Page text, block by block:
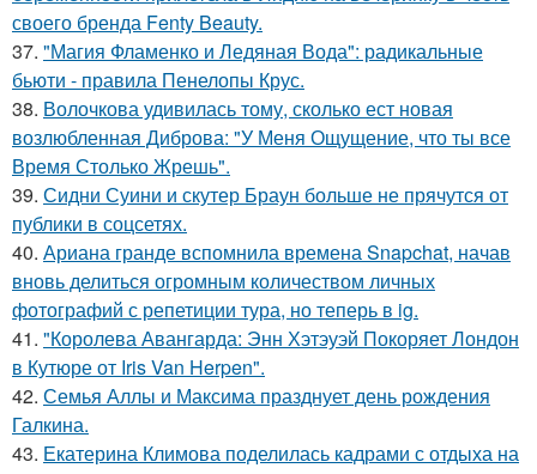
своего бренда Fenty Beauty.
37. "Магия Фламенко и Ледяная Вода": радикальные
бьюти - правила Пенелопы Крус.
38. Волочкова удивилась тому, сколько ест новая
возлюбленная Диброва: "У Меня Ощущение, что ты все
Время Столько Жрешь".
39. Сидни Суини и скутер Браун больше не прячутся от
публики в соцсетях.
40. Ариана гранде вспомнила времена Snapchat, начав
вновь делиться огромным количеством личных
фотографий с репетиции тура, но теперь в ig.
41. "Королева Авангарда: Энн Хэтэуэй Покоряет Лондон
в Кутюре от Iris Van Herpen".
42. Семья Аллы и Максима празднует день рождения
Галкина.
43. Екатерина Климова поделилась кадрами с отдыха на